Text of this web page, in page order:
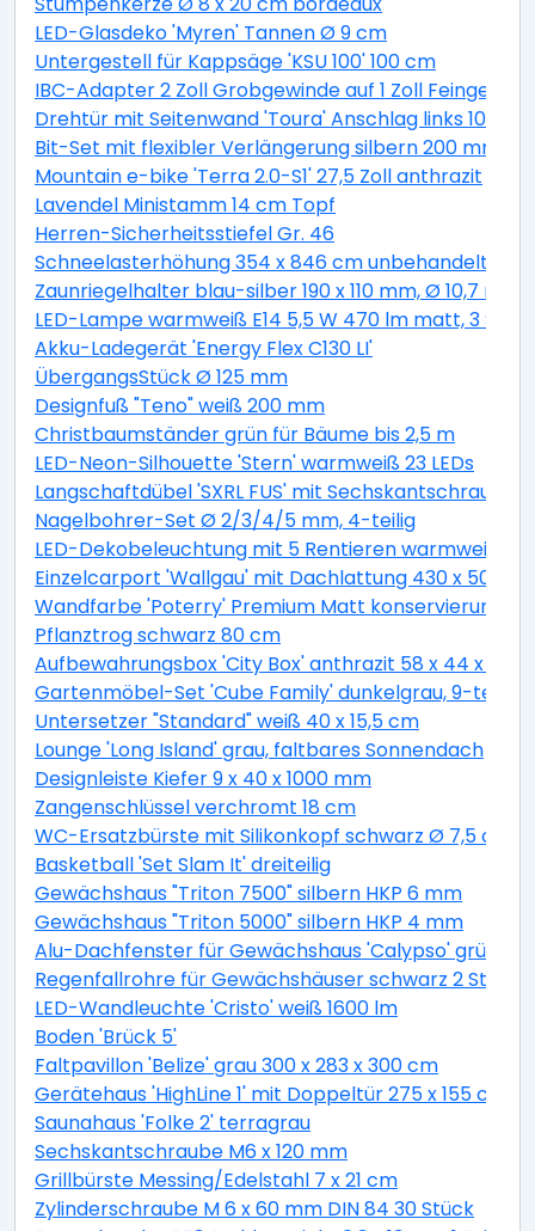
LED-Glasdeko 'Myren' Tannen Ø 9 cm
Untergestell für Kappsäge 'KSU 100' 100 cm
IBC-Adapter 2 Zoll Grobgewinde auf 1 Zoll
Drehtür mit Seitenwand 'Toura' Anschlag links 100 x
Bit-Set mit flexibler Verlängerung silbern 200 mm 11-
Mountain e-bike 'Terra 2.0-S1' 27,5 Zoll anthrazit
Lavendel Ministamm 14 cm Topf
Herren-Sicherheitsstiefel Gr. 46
Schneelasterhöhung 354 x 846 cm unbehandelt 6
Zaunriegelhalter blau-silber 190 x 110 mm, Ø 10,7 mm
LED-Lampe warmweiß E14 5,5 W 470 lm matt, 3
Akku-Ladegerät 'Energy Flex C130 LI'
ÜbergangsStück Ø 125 mm
Designfuß "Teno" weiß 200 mm
Christbaumständer grün für Bäume bis 2,5 m
LED-Neon-Silhouette 'Stern' warmweiß 23 LEDs
Langschaftdübel 'SXRL FUS' mit Sechskantschraube,
Nagelbohrer-Set Ø 2/3/4/5 mm, 4-teilig
LED-Dekobeleuchtung mit 5 Rentieren warmweiß
Einzelcarport 'Wallgau' mit Dachlattung 430 x 500
Wandfarbe 'Poterry' Premium Matt
Pflanztrog schwarz 80 cm
Aufbewahrungsbox 'City Box' anthrazit 58 x 44 x 55
Gartenmöbel-Set 'Cube Family' dunkelgrau, 9-teilig
Untersetzer "Standard" weiß 40 x 15,5 cm
Lounge 'Long Island' grau, faltbares Sonnendach
Designleiste Kiefer 9 x 40 x 1000 mm
Zangenschlüssel verchromt 18 cm
WC-Ersatzbürste mit Silikonkopf schwarz Ø 7,5 cm
Basketball 'Set Slam It' dreiteilig
Gewächshaus "Triton 7500" silbern HKP 6 mm
Gewächshaus "Triton 5000" silbern HKP 4 mm
Alu-Dachfenster für Gewächshaus 'Calypso' grün
Regenfallrohre für Gewächshäuser schwarz 2 Stück
LED-Wandleuchte 'Cristo' weiß 1600 lm
Boden 'Brück 5'
Faltpavillon 'Belize' grau 300 x 283 x 300 cm
Gerätehaus 'HighLine 1' mit Doppeltür 275 x 155 cm
Saunahaus 'Folke 2' terragrau
Sechskantschraube M6 x 120 mm
Grillbürste Messing/Edelstahl 7 x 21 cm
Zylinderschraube M 6 x 60 mm DIN 84 30 Stück